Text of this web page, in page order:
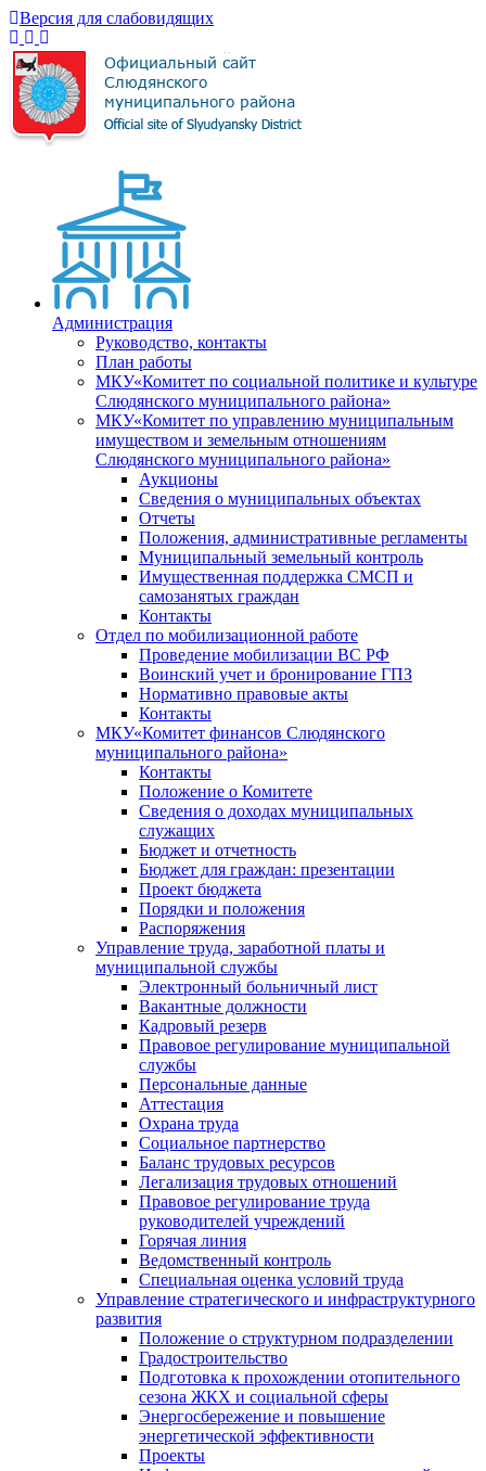
Версия для слабовидящих
Администрация
Руководство, контакты
План работы
МКУ«Комитет по социальной политике и культуре
Слюдянского муниципального района»
МКУ«Комитет по управлению муниципальным
имуществом и земельным отношениям
Слюдянского муниципального района»
Аукционы
Сведения о муниципальных объектах
Отчеты
Положения, административные регламенты
Муниципальный земельный контроль
Имущественная поддержка СМСП и
самозанятых граждан
Контакты
Отдел по мобилизационной работе
Проведение мобилизации ВС РФ
Воинский учет и бронирование ГПЗ
Нормативно правовые акты
Контакты
МКУ«Комитет финансов Слюдянского
муниципального района»
Контакты
Положение о Комитете
Сведения о доходах муниципальных
служащих
Бюджет и отчетность
Бюджет для граждан: презентации
Проект бюджета
Порядки и положения
Распоряжения
Управление труда, заработной платы и
муниципальной службы
Электронный больничный лист
Вакантные должности
Кадровый резерв
Правовое регулирование муниципальной
службы
Персональные данные
Аттестация
Охрана труда
Социальное партнерство
Баланс трудовых ресурсов
Легализация трудовых отношений
Правовое регулирование труда
руководителей учреждений
Горячая линия
Ведомственный контроль
Специальная оценка условий труда
Управление стратегического и инфраструктурного
развития
Положение о структурном подразделении
Градостроительство
Подготовка к прохождении отопительного
сезона ЖКХ и социальной сферы
Энергосбережение и повышение
энергетической эффективности
Проекты